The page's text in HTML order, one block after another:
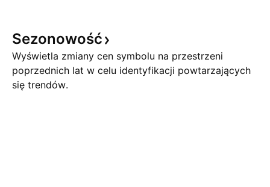
Sezonowość
Wyświetla zmiany cen symbolu na przestrzeni
poprzednich lat w celu identyfikacji powtarzających
się trendów.